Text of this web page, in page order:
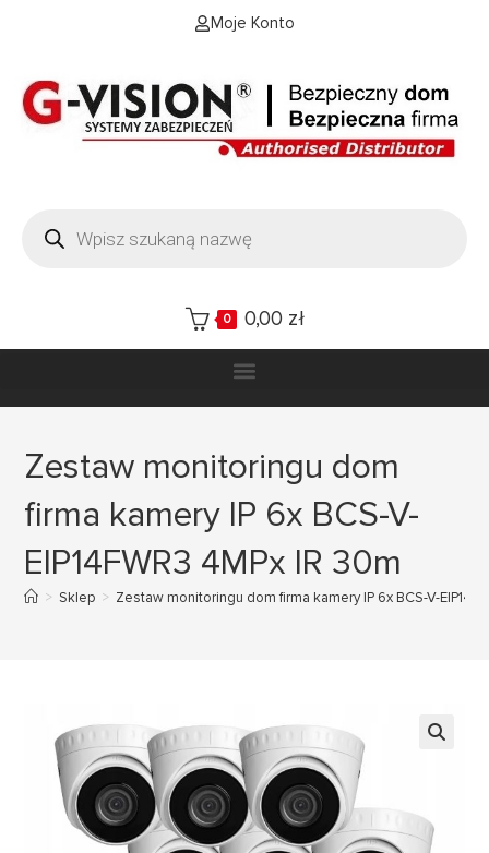
Moje Konto
0 0,00 zł
Zestaw monitoringu dom
firma kamery IP 6x BCS-V-
EIP14FWR3 4MPx IR 30m
> Sklep > Zestaw monitoringu dom firma kamery IP 6x BCS-V-